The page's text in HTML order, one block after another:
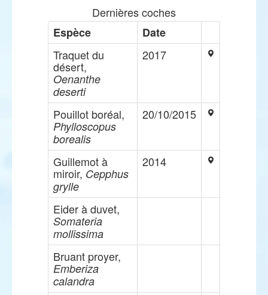
Dernières coches
Espèce
Date
Traquet du
désert,
Oenanthe
deserti
2017
Pouillot boréal,
Phylloscopus
borealis
20/10/2015
Guillemot à
miroir, Cepphus
grylle
2014
Eider à duvet,
Somateria
mollissima
Bruant proyer,
Emberiza
calandra